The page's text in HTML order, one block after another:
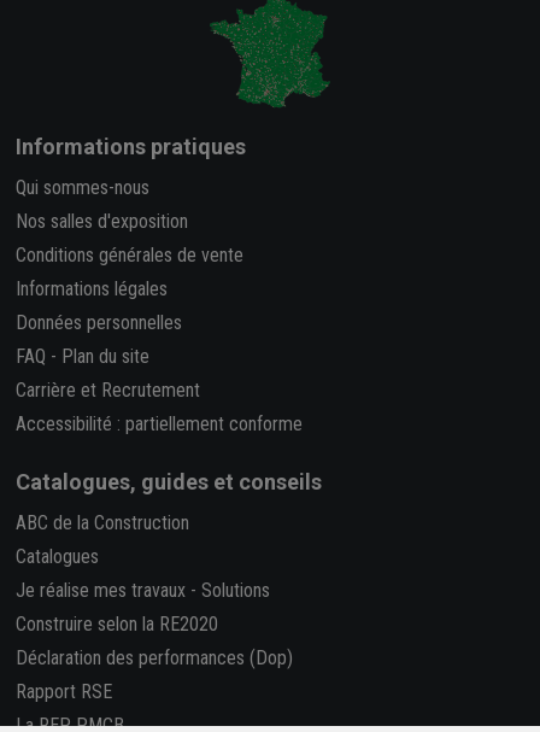
Informations pratiques
Qui sommes-nous
Nos salles d'exposition
Conditions générales de vente
Informations légales
Données personnelles
FAQ - Plan du site
Carrière et Recrutement
Accessibilité : partiellement conforme
Catalogues, guides et conseils
ABC de la Construction
Catalogues
Je réalise mes travaux - Solutions
Construire selon la RE2020
Déclaration des performances (Dop)
Rapport RSE
La REP PMCB